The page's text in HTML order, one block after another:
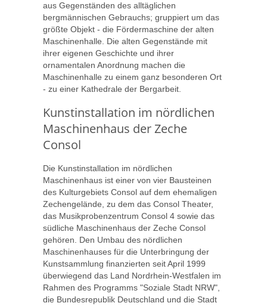
aus Gegenständen des alltäglichen
bergmännischen Gebrauchs; gruppiert um das
größte Objekt - die Fördermaschine der alten
Maschinenhalle. Die alten Gegenstände mit
ihrer eigenen Geschichte und ihrer
ornamentalen Anordnung machen die
Maschinenhalle zu einem ganz besonderen Ort
- zu einer Kathedrale der Bergarbeit.
Kunstinstallation im nördlichen
Maschinenhaus der Zeche
Consol
Die Kunstinstallation im nördlichen
Maschinenhaus ist einer von vier Bausteinen
des Kulturgebiets Consol auf dem ehemaligen
Zechengelände, zu dem das Consol Theater,
das Musikprobenzentrum Consol 4 sowie das
südliche Maschinenhaus der Zeche Consol
gehören. Den Umbau des nördlichen
Maschinenhauses für die Unterbringung der
Kunstsammlung finanzierten seit April 1999
überwiegend das Land Nordrhein-Westfalen im
Rahmen des Programms "Soziale Stadt NRW",
die Bundesrepublik Deutschland und die Stadt